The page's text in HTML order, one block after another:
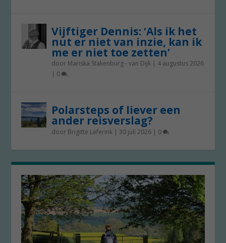
Vijftiger Dennis: ‘Als ik het
nut er niet van inzie, kan ik
me er niet toe zetten’
door Mariska Stakenburg - van Dijk | 4 augustus 2026
| 0
Polarsteps of liever een
ander reisverslag?
door Brigitte Leferink | 30 juli 2026 | 0